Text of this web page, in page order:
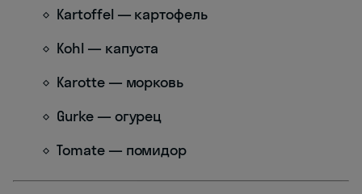
Kartoffel — картофель
Kohl — капуста
Karotte — морковь
Gurke — огурец
Tomate — помидор